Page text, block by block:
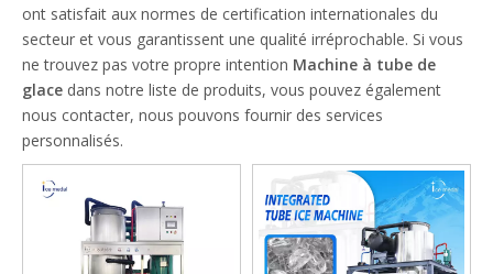
ont satisfait aux normes de certification internationales du
secteur et vous garantissent une qualité irréprochable. Si vous
ne trouvez pas votre propre intention Machine à tube de
glace dans notre liste de produits, vous pouvez également
nous contacter, nous pouvons fournir des services
personnalisés.